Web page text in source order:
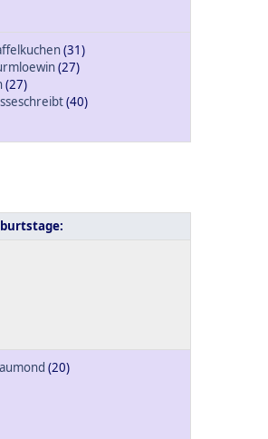
(31)
(27)
(27)
(40)
(20)